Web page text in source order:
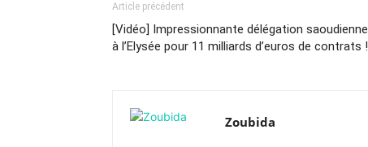
Article précédent
[Vidéo] Impressionnante délégation saoudienne
à l’Elysée pour 11 milliards d’euros de contrats !
Zoubida